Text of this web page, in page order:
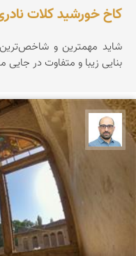
کاخ خورشید کلات
شاید مهمترین و شاخص‌ترین
بنایی زیبا و متفاوت در جایی
بابک ارجمندی